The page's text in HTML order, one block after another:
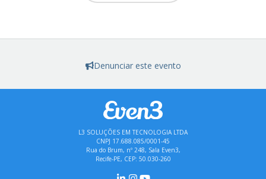
Denunciar este evento
L3 SOLUÇÕES EM TECNOLOGIA LTDA
CNPJ 17.688.085/0001-45
Rua do Brum, nº 248, Sala Even3,
Recife-PE, CEP: 50.030-260